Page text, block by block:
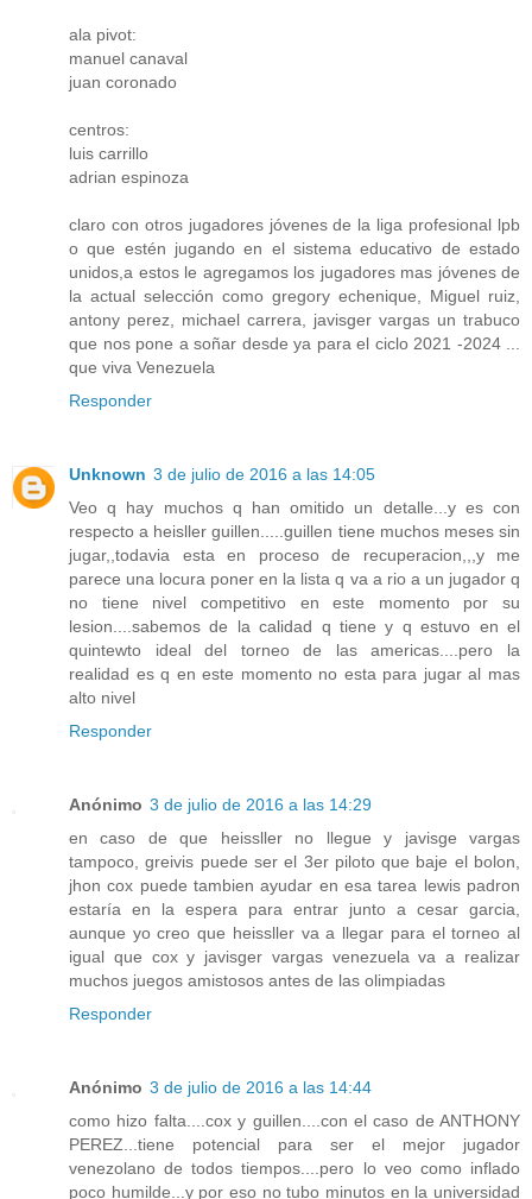
ala pivot:
manuel canaval
juan coronado
centros:
luis carrillo
adrian espinoza
claro con otros jugadores jóvenes de la liga profesional lpb
o que estén jugando en el sistema educativo de estado
unidos,a estos le agregamos los jugadores mas jóvenes de
la actual selección como gregory echenique, Miguel ruiz,
antony perez, michael carrera, javisger vargas un trabuco
que nos pone a soñar desde ya para el ciclo 2021 -2024 ...
que viva Venezuela
Responder
Unknown 3 de julio de 2016 a las 14:05
Veo q hay muchos q han omitido un detalle...y es con
respecto a heisller guillen.....guillen tiene muchos meses sin
jugar,,todavia esta en proceso de recuperacion,,,y me
parece una locura poner en la lista q va a rio a un jugador q
no tiene nivel competitivo en este momento por su
lesion....sabemos de la calidad q tiene y q estuvo en el
quintewto ideal del torneo de las americas....pero la
realidad es q en este momento no esta para jugar al mas
alto nivel
Responder
Anónimo 3 de julio de 2016 a las 14:29
en caso de que heissller no llegue y javisge vargas
tampoco, greivis puede ser el 3er piloto que baje el bolon,
jhon cox puede tambien ayudar en esa tarea lewis padron
estaría en la espera para entrar junto a cesar garcia,
aunque yo creo que heissller va a llegar para el torneo al
igual que cox y javisger vargas venezuela va a realizar
muchos juegos amistosos antes de las olimpiadas
Responder
Anónimo 3 de julio de 2016 a las 14:44
como hizo falta....cox y guillen....con el caso de ANTHONY
PEREZ...tiene potencial para ser el mejor jugador
venezolano de todos tiempos....pero lo veo como inflado
poco humilde...y por eso no tubo minutos en la universidad